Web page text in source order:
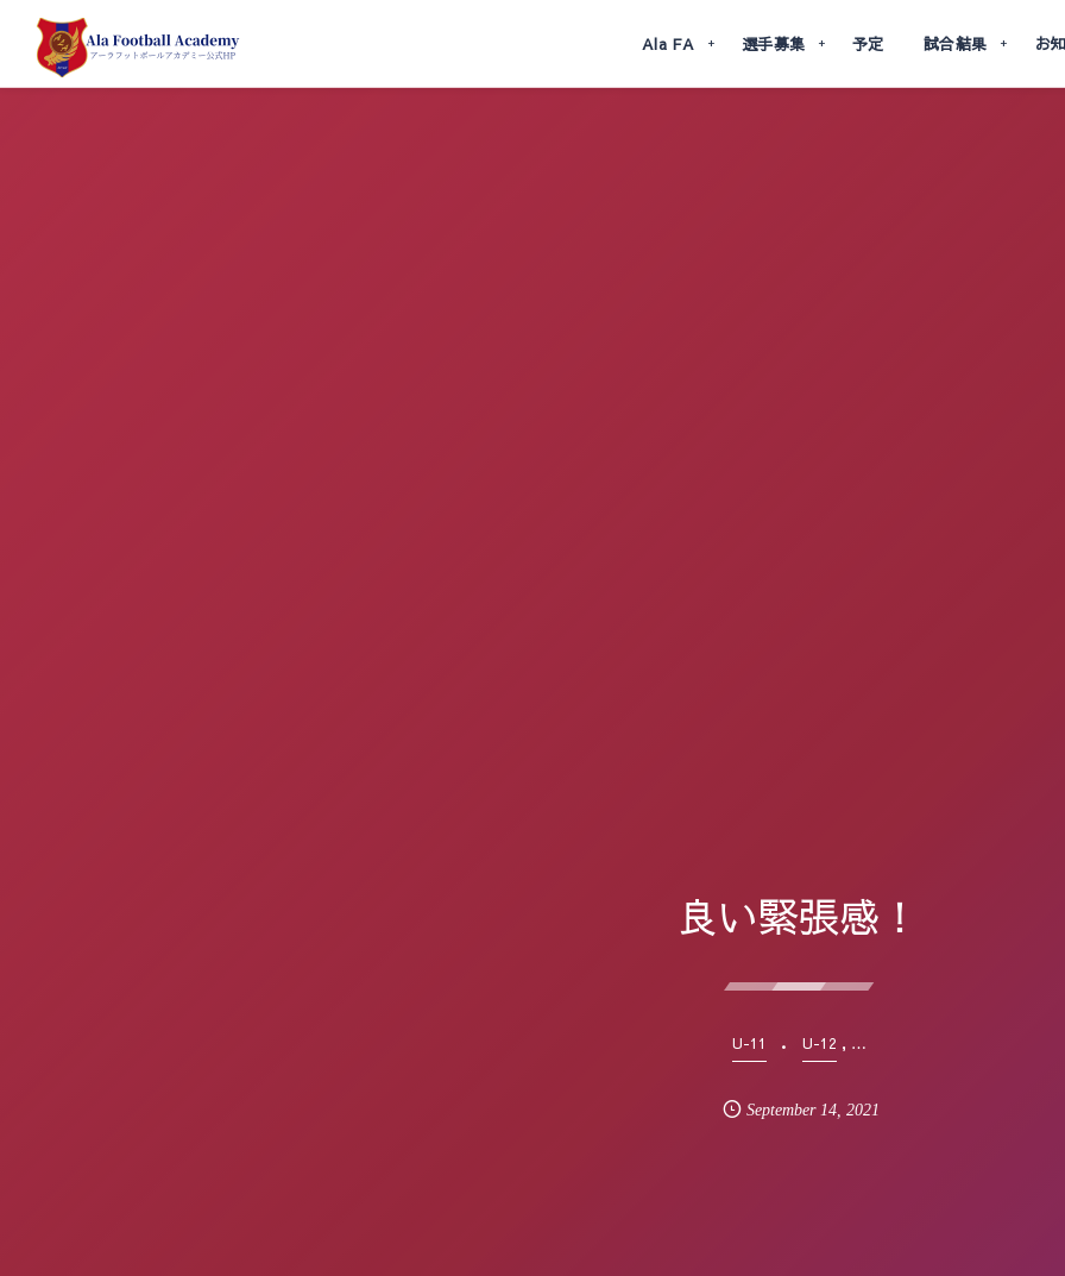
Ala FA 選手募集 予定 試合結果 お
良い緊張感！
U-11 U-12 , …
September 14, 2021